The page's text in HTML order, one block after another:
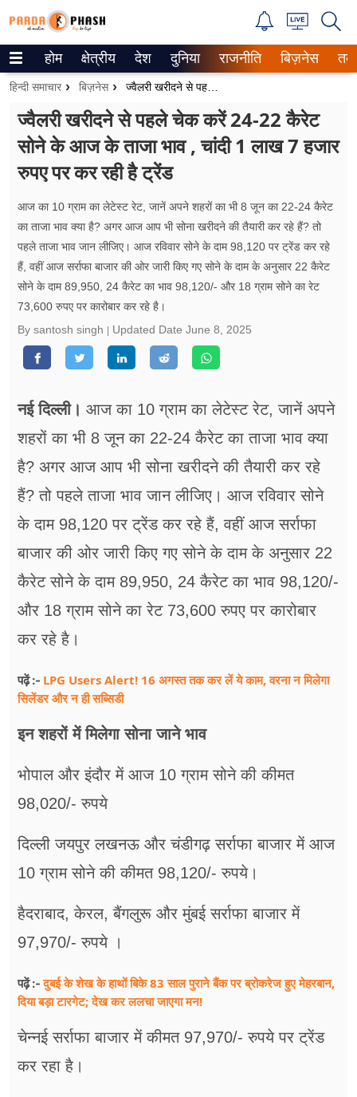
Trending on Google News
ePaper
वेब स्टोरीज
उत्तर प्रदेश
वीडियो
रिलेशनशिप
जीवन मंत्रा
फूड
सेहत
ब्‍यूटी
जॉब्स
अन्य खबरें
होम क्षेत्रीय देश दुनिया राजनीति बिज़नेस
हिन्दी समाचार बिज़नेस
ज्वैलरी खरीदने से पहले चेक करें 24-22 कैरेट
सोने के आज के ताजा भाव , चांदी 1 लाख 7 हजार
रुपए पर कर रही है ट्रेंड
आज का 10 ग्राम का लेटेस्ट रेट, जानें अपने शहरों का भी 8 जून का 22-24 कैरेट
का ताजा भाव क्या है? अगर आज आप भी सोना खरीदने की तैयारी कर रहे हैं? तो
पहले ताजा भाव जान लीजिए। आज रविवार सोने के दाम 98,120 पर ट्रेंड कर रहे
हैं, वहीं आज सर्राफा बाजार की ओर जारी किए गए सोने के दाम के अनुसार 22 कैरेट
सोने के दाम 89,950, 24 कैरेट का भाव 98,120/- और 18 ग्राम सोने का रेट
73,600 रुपए पर कारोबार कर रहे है।
By santosh singh
Updated Date June 8, 2025
नई दिल्ली। आज का 10 ग्राम का लेटेस्ट रेट, जानें अपने
शहरों का भी 8 जून का 22-24 कैरेट का ताजा भाव क्या
है? अगर आज आप भी सोना खरीदने की तैयारी कर रहे
हैं? तो पहले ताजा भाव जान लीजिए। आज रविवार सोने
के दाम 98,120 पर ट्रेंड कर रहे हैं, वहीं आज सर्राफा
बाजार की ओर जारी किए गए सोने के दाम के अनुसार 22
कैरेट सोने के दाम 89,950, 24 कैरेट का भाव 98,120/-
और 18 ग्राम सोने का रेट 73,600 रुपए पर कारोबार
कर रहे है।
पढ़ें :- LPG Users Alert! 16 अगस्त तक कर लें ये काम, वरना न मिलेगा
सिलेंडर और न ही सब्सिडी
इन शहरों में मिलेगा सोना जाने भाव
भोपाल और इंदौर में आज 10 ग्राम सोने की कीमत
98,020/- रुपये
दिल्ली जयपुर लखनऊ और चंडीगढ़ सर्राफा बाजार में आज
10 ग्राम सोने की कीमत 98,120/- रुपये।
हैदराबाद, केरल, बैंगलुरू और मुंबई सर्राफा बाजार में
97,970/- रुपये ।
पढ़ें :-दुबई के शेख के हाथों बिके 83 साल पुराने बैंक पर ब्रोकरेज हुए मेहरबान,
दिया बड़ा टारगेट; देख कर ललचा जाएगा मन!
चेन्नई सर्राफा बाजार में कीमत 97,970/- रुपये पर ट्रेंड
कर रहा है।